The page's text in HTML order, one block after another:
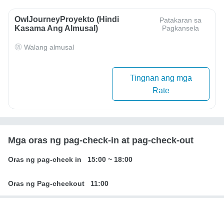
OwlJourneyProyekto (Hindi
Kasama Ang Almusal)
Patakaran sa
Pagkansela
Walang almusal
Tingnan ang mga
Rate
Mga oras ng pag-check-in at pag-check-out
Oras ng pag-check in 15:00 ~ 18:00
Oras ng Pag-checkout 11:00